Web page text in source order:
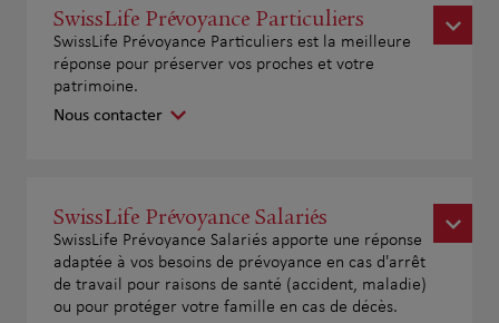
SwissLife Prévoyance Particuliers
SwissLife Prévoyance Particuliers est la meilleure
réponse pour préserver vos proches et votre
patrimoine.
Nous contacter
SwissLife Prévoyance Salariés
SwissLife Prévoyance Salariés apporte une réponse
adaptée à vos besoins de prévoyance en cas d'arrêt
de travail pour raisons de santé (accident, maladie)
ou pour protéger votre famille en cas de décès.